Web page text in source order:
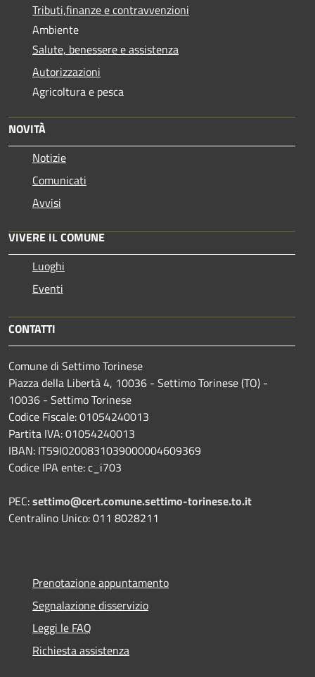
Tributi,finanze e contravvenzioni
Ambiente
Salute, benessere e assistenza
Autorizzazioni
Agricoltura e pesca
NOVITÀ
Notizie
Comunicati
Avvisi
VIVERE IL COMUNE
Luoghi
Eventi
CONTATTI
Comune di Settimo Torinese
Piazza della Libertà 4, 10036 - Settimo Torinese (TO) -
10036 - Settimo Torinese
Codice Fiscale: 01054240013
Partita IVA: 01054240013
IBAN: IT59I0200831039000004609369
Codice IPA ente: c_i703
PEC:settimo@cert.comune.settimo-torinese.to.it
Centralino Unico: 011 8028211
Prenotazione appuntamento
Segnalazione disservizio
Leggi le FAQ
Richiesta assistenza